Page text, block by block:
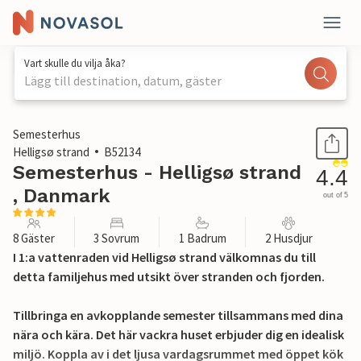
Vart skulle du vilja åka?
Lägg till destination, datum, gäster
1 / 29
Semesterhus
Helligsø strand
B52134
Semesterhus - Helligsø strand
, Danmark
4.4
out of 5
8 Gäster 3 Sovrum 1 Badrum 2 Husdjur
I 1:a vattenraden vid Helligsø strand välkomnas du till
detta familjehus med utsikt över stranden och fjorden.
Tillbringa en avkopplande semester tillsammans med dina
nära och kära. Det här vackra huset erbjuder dig en idealisk
miljö. Koppla av i det ljusa vardagsrummet med öppet kök